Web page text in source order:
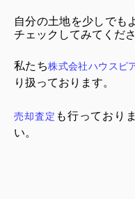
自分の土地を少しでも
チェックしてみてくださ
私たち株式会社ハウスピ
り扱っております。
売却査定 も行っており
い。